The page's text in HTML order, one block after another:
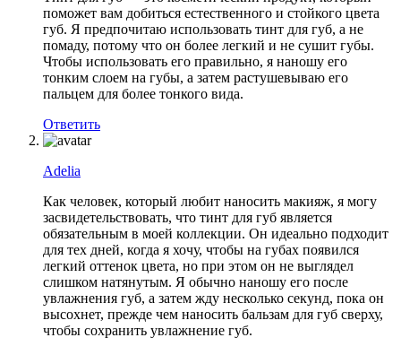
поможет вам добиться естественного и стойкого цвета
губ. Я предпочитаю использовать тинт для губ, а не
помаду, потому что он более легкий и не сушит губы.
Чтобы использовать его правильно, я наношу его
тонким слоем на губы, а затем растушевываю его
пальцем для более тонкого вида.
Ответить
Adelia
Как человек, который любит наносить макияж, я могу
засвидетельствовать, что тинт для губ является
обязательным в моей коллекции. Он идеально подходит
для тех дней, когда я хочу, чтобы на губах появился
легкий оттенок цвета, но при этом он не выглядел
слишком натянутым. Я обычно наношу его после
увлажнения губ, а затем жду несколько секунд, пока он
высохнет, прежде чем наносить бальзам для губ сверху,
чтобы сохранить увлажнение губ.